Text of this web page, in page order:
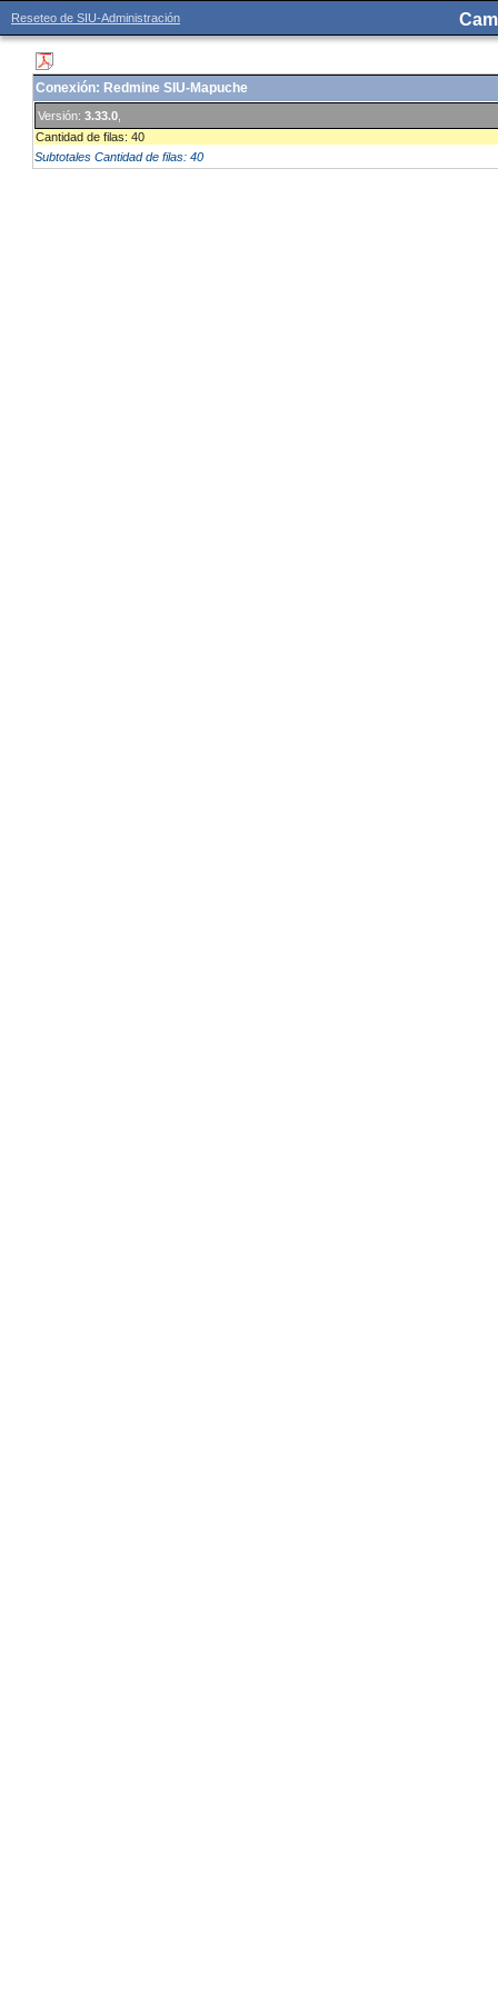
Reseteo de SIU-Administración
Conexión: Redmine SIU-Mapuche
Versión: 3.33.0,
Cantidad de filas: 40
Cantidad de filas: 40